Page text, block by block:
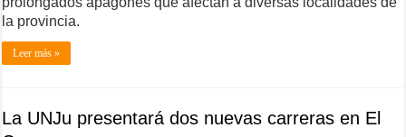
la provincia.
Leer más »
La UNJu presentará dos nuevas carreras en El